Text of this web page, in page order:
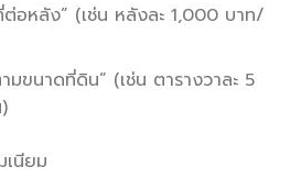
ต่อหลัง” (เช่น หลังละ 1,000 บาท/
มขนาดที่ดิน” (เช่น ตารางวาละ 5
เนียม